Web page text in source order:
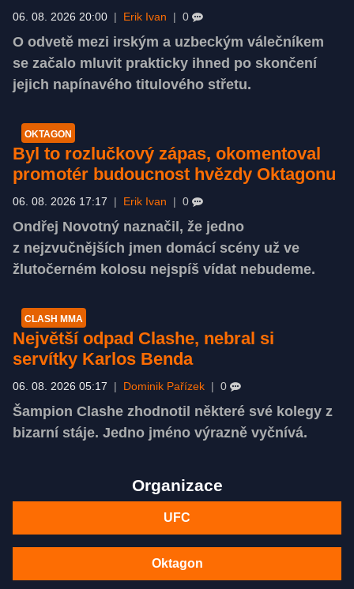
06. 08. 2026 20:00 Erik Ivan 0
O odvetě mezi irským a uzbeckým válečníkem
se začalo mluvit prakticky ihned po skončení
jejich napínavého titulového střetu.
OKTAGON
Byl to rozlučkový zápas, okomentoval
promotér budoucnost hvězdy Oktagonu
06. 08. 2026 17:17 Erik Ivan 0
Ondřej Novotný naznačil, že jedno
z nejzvučnějších jmen domácí scény už ve
žlutočerném kolosu nejspíš vídat nebudeme.
CLASH MMA
Největší odpad Clashe, nebral si
servítky Karlos Benda
06. 08. 2026 05:17 Dominik Pařízek 0
Šampion Clashe zhodnotil některé své kolegy z
bizarní stáje. Jedno jméno výrazně vyčnívá.
Organizace
UFC
Oktagon